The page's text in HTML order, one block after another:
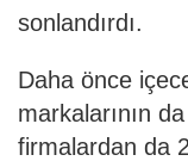
sonlandırdı.
Daha önce
markalarının
firmalardan da